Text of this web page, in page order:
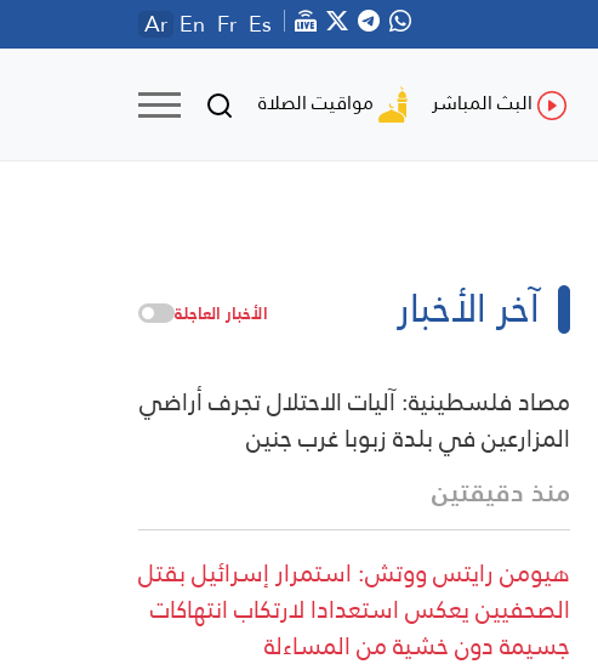
Ar En Fr Es
البث المباشر مواقيت الصلاة
آخر الأخبار الأخبار العاجلة
مصاد فلسطينية: آليات الاحتلال تجرف أراضي
المزارعين في بلدة زبوبا غرب جنين
منذ دقيقتين
هيومن رايتس ووتش: استمرار إسرائيل بقتل
الصحفيين يعكس استعدادا لارتكاب انتهاكات
جسيمة دون خشية من المساءلة